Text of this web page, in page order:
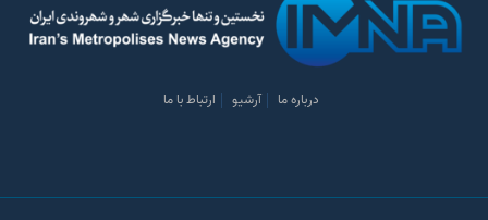
درباره ما آرشیو ارتباط با ما